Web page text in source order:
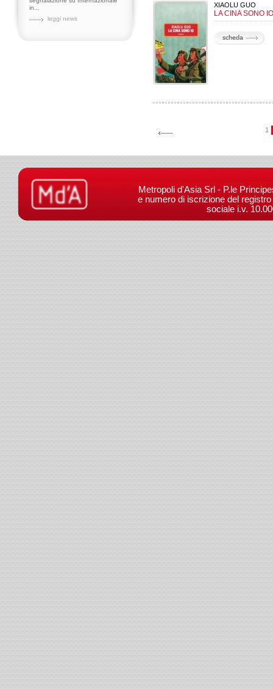
in...
leggi news
XIAOLU GUO
LA CINA SONO IO
1
Metropoli d'Asia Srl - P.le
e numero di iscrizione del
sociale i.v.